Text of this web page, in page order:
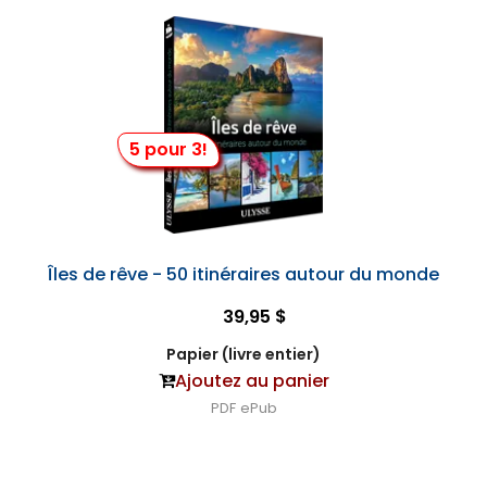
5 pour 3!
Îles de rêve - 50 itinéraires autour du monde
39,95 $
Papier (livre entier)
Ajoutez au panier
PDF ePub